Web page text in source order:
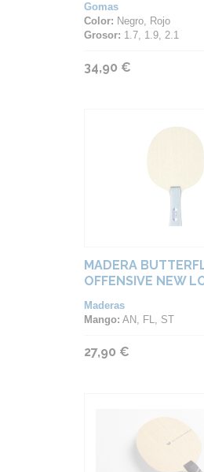
Gomas
Color: Negro, Rojo
Grosor: 1.7, 1.9, 2.1
34,90 €
MADERA
OFFENSIVE NEW
Maderas
Mango: AN, FL, ST
27,90 €